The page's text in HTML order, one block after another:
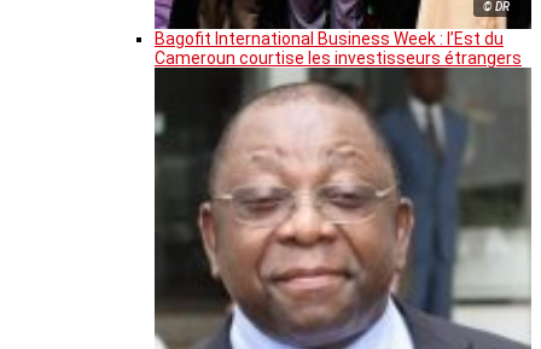
© DR
Bagofit International Business Week : l’Est du
Cameroun courtise les investisseurs étrangers